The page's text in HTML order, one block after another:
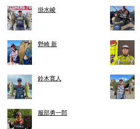
掛水崚
野崎 新
鈴木寛人
服部勇一郎